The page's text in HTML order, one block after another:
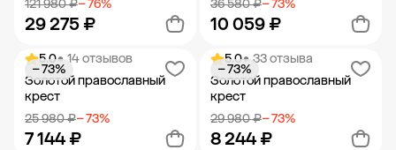
121 980 ₽− 76%
29 275 ₽
Добавить в корзину
36 580 ₽− 73%
10 059 ₽
Добавить в корзину
5.0• 14 отзывов
Золотой православный
крест
25 980 ₽− 73%
7 144 ₽
− 73%
5.0• 33 отзыва
Золотой православный
крест
29 980 ₽− 73%
8 244 ₽
− 73%